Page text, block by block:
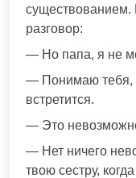
разговор:
— Но папа, я не
— Понимаю тебя,
встретится.
— Это
— Нет ничего
твою сестру,